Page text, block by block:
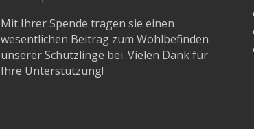
Mit Ihrer Spende tragen sie einen
wesentlichen Beitrag zum Wohlbefinden
unserer Schützlinge bei. Vielen Dank für
Ihre Unterstützung!